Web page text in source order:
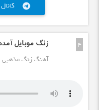
telegram
4 زنگ موبایل
آهنگ زنگ مذهبی